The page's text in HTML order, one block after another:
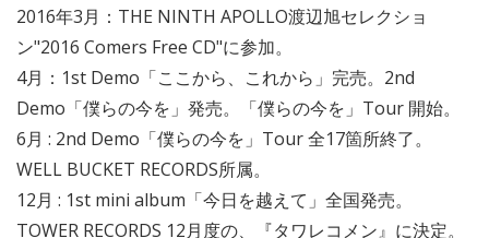
2016年3月：THE NINTH APOLLO渡辺旭セレクショ
ン"2016 Comers Free CD"に参加。
4月：1st Demo「ここから、これから」完売。2nd
Demo「僕らの今を」発売。「僕らの今を」Tour 開始。
6月 : 2nd Demo「僕らの今を」Tour 全17箇所終了。
WELL BUCKET RECORDS所属。
12月 : 1st mini album「今日を越えて」全国発売。
TOWER RECORDS 12月度の、『タワレコメン』に決定。